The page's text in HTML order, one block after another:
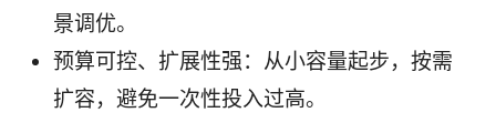
景调优。
预算可控、扩展性强：从小容量起步，按需
扩容，避免一次性投入过高。